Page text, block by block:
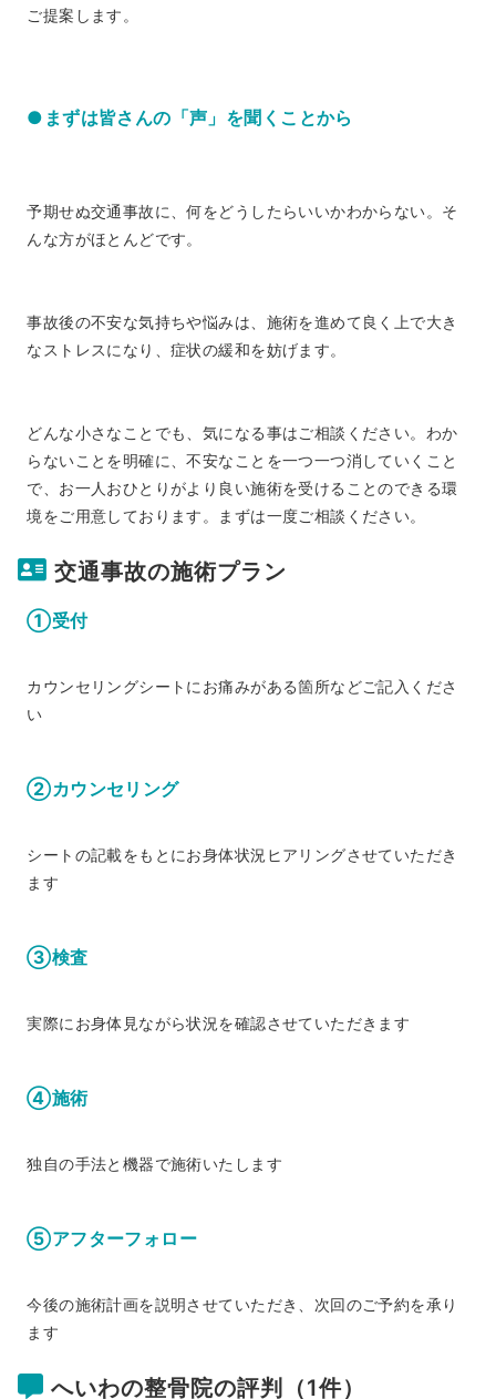
ご提案します。
●まずは皆さんの「声」を聞くことから
予期せぬ交通事故に、何をどうしたらいいかわからない。そ
んな方がほとんどです。
事故後の不安な気持ちや悩みは、施術を進めて良く上で大き
なストレスになり、症状の緩和を妨げます。
どんな小さなことでも、気になる事はご相談ください。わか
らないことを明確に、不安なことを一つ一つ消していくこと
で、お一人おひとりがより良い施術を受けることのできる環
境をご用意しております。まずは一度ご相談ください。
交通事故の施術プラン
①受付
カウンセリングシートにお痛みがある箇所などご記入くださ
い
②カウンセリング
シートの記載をもとにお身体状況ヒアリングさせていただき
ます
③検査
実際にお身体見ながら状況を確認させていただきます
④施術
独自の手法と機器で施術いたします
⑤アフターフォロー
今後の施術計画を説明させていただき、次回のご予約を承り
ます
へいわの整骨院の評判（1件）